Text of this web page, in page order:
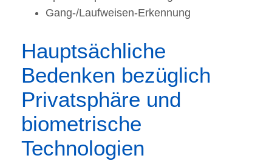
Gang-/Laufweisen-Erkennung
Hauptsächliche
Bedenken bezüglich
Privatsphäre und
biometrische
Technologien